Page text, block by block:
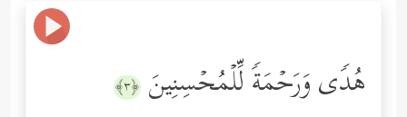
هُدࣰى وَرَحۡمَةࣰ لِّلۡمُحۡسِنِینَ ﴿٣﴾